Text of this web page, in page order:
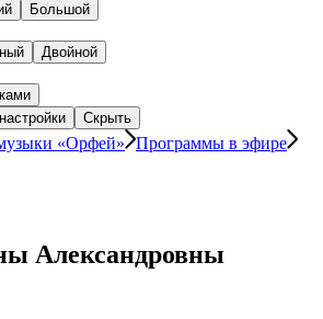
Большой
Двойной
Скрыть
«Орфей»
Программы в эфире
Александровны